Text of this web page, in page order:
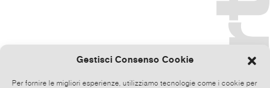
Gestisci Consenso Cookie
Per fornire le migliori esperienze, utilizziamo tecnologie come i cookie per